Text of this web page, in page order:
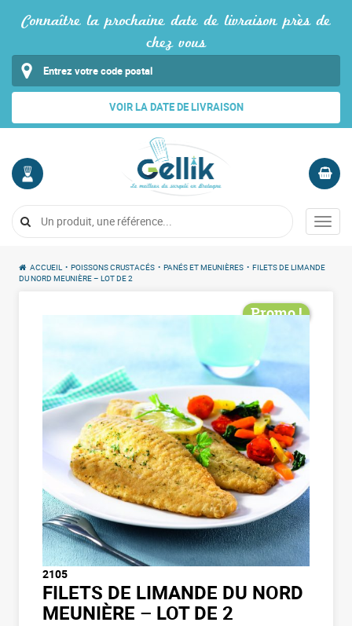
Connaître la prochaine date de livraison près de
chez vous
VOIR LA DATE DE LIVRAISON
COMPTE
Me
Vide
Menu
ACCUEIL • POISSONS CRUSTACÉS • PANÉS ET MEUNIÈRES • FILETS DE LIMANDE
DU NORD MEUNIÈRE – LOT DE 2
Promo !
2105
FILETS DE LIMANDE DU NORD
MEUNIÈRE – LOT DE 2